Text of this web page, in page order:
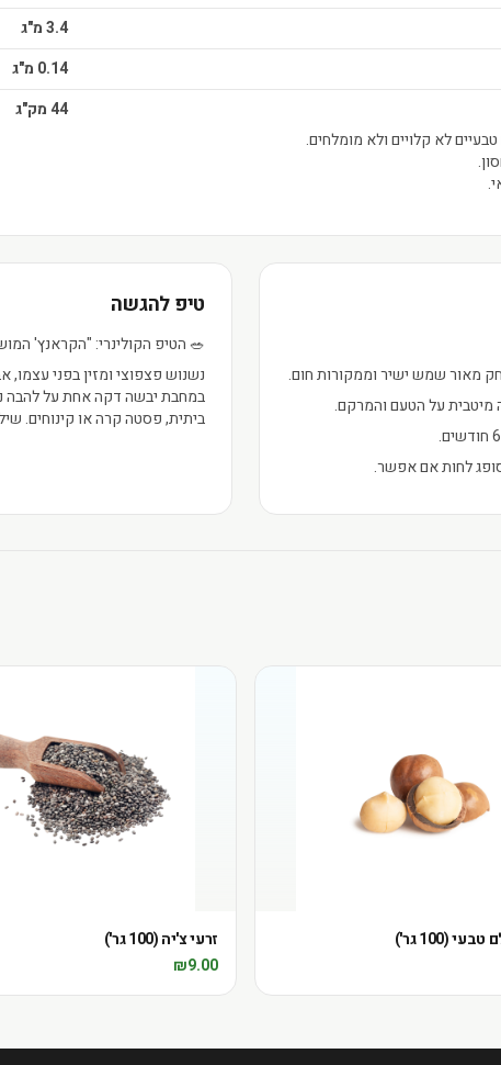
3.4 מ"ג
0.14 מ"ג
44 מק"ג
לא קלויים ולא מומלחים.
מאור שמש ישיר וממקורות חום.
מיטבית על הטעם והמרקם.
לחות אם אפשר.
טיפ להגשה
🥗 הטיפ הקולינרי: "הקראנץ'
נשנוש פצפוצי ומזין בפני
במחבת יבשה דקה אחת על להבה
ביתית, פסטה קרה או קינוחים.
(100 גר')
זרעי צ'יה (100 גר')
₪9.00